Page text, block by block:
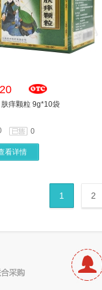
肤痒颗粒 9g*10袋
0
看详情
1 2